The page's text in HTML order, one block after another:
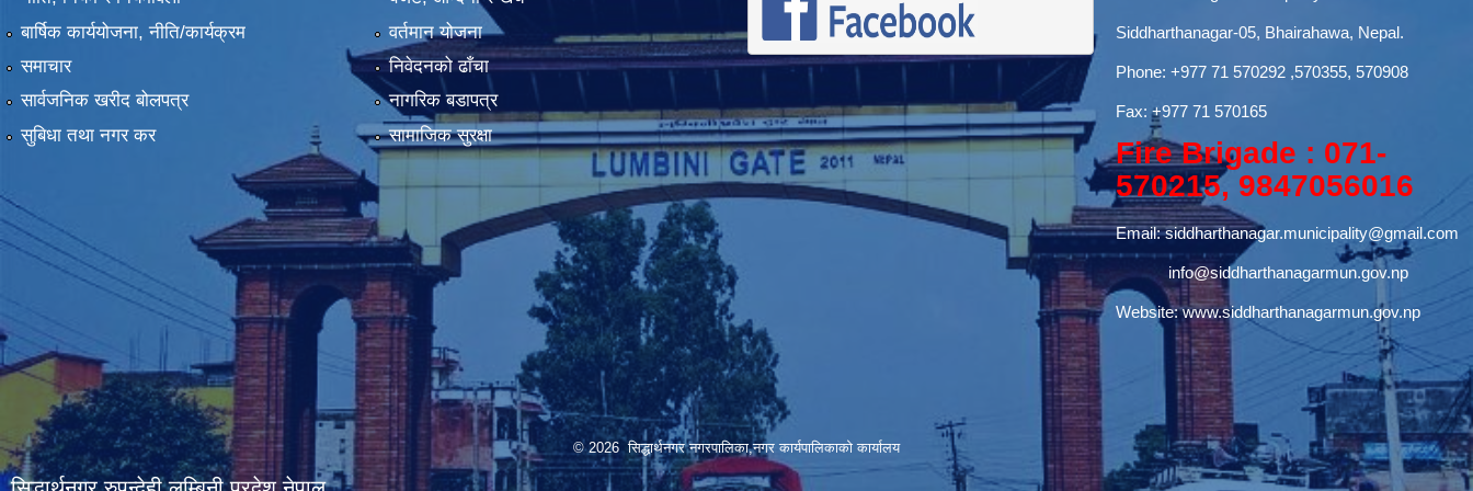
बार्षिक कार्ययोजना, नीति/कार्यक्रम
समाचार
सार्वजनिक खरीद बोलपत्र
सुबिधा तथा नगर कर
वर्तमान योजना
निवेदनको ढाँचा
नागरिक बडापत्र
सामाजिक सुरक्षा
Siddharthanagar-05, Bhairahawa, Nepal.
Phone: +977 71 570292 ,570355, 570908
Fax: +977 71 570165
Fire Brigade : 071-
570215, 9847056016
Email:siddharthanagar.municipality@gmail.com
info@siddharthanagarmun.gov.np
Website:www.siddharthanagarmun.gov.np
© 2026 सिद्धार्थनगर नगरपालिका,नगर कार्यपालिकाको कार्यालय